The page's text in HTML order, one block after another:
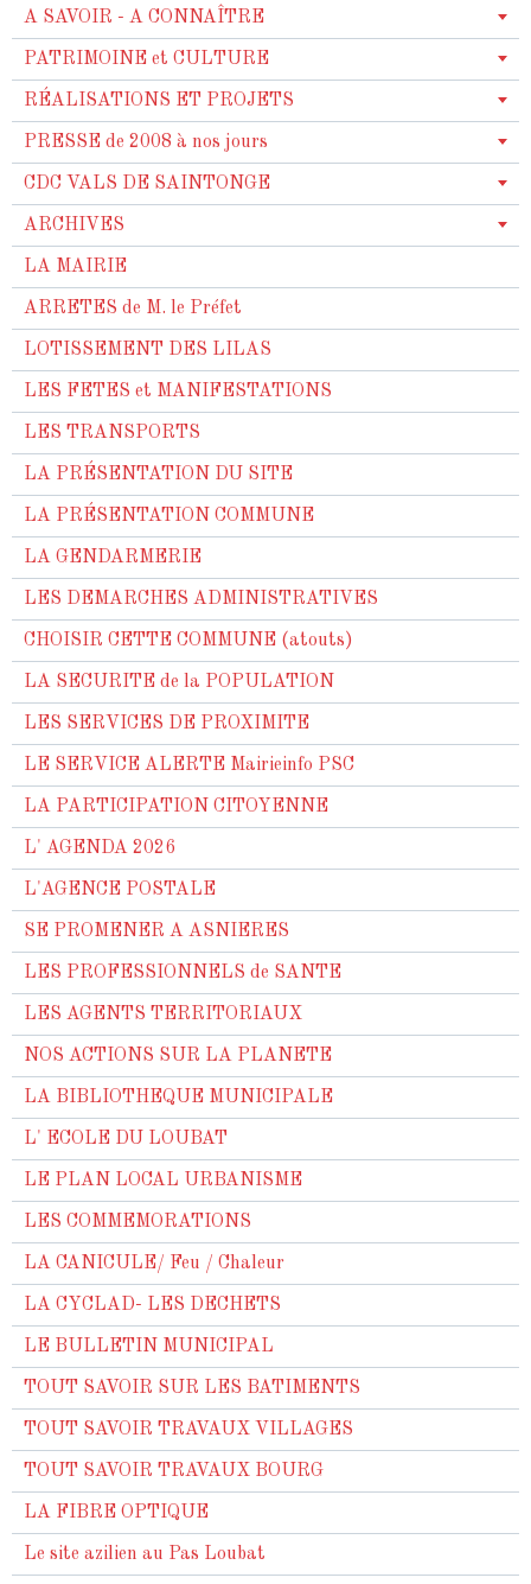
A SAVOIR - A CONNAÎTRE
PATRIMOINE et CULTURE
RÉALISATIONS ET PROJETS
PRESSE de 2008 à nos jours
CDC VALS DE SAINTONGE
ARCHIVES
LA MAIRIE
ARRETES de M. le Préfet
LOTISSEMENT DES LILAS
LES FETES et MANIFESTATIONS
LES TRANSPORTS
LA PRÉSENTATION DU SITE
LA PRÉSENTATION COMMUNE
LA GENDARMERIE
LES DEMARCHES ADMINISTRATIVES
CHOISIR CETTE COMMUNE (atouts)
LA SECURITE de la POPULATION
LES SERVICES DE PROXIMITE
LE SERVICE ALERTE Mairieinfo PSC
LA PARTICIPATION CITOYENNE
L' AGENDA 2026
L'AGENCE POSTALE
SE PROMENER A ASNIERES
LES PROFESSIONNELS de SANTE
LES AGENTS TERRITORIAUX
NOS ACTIONS SUR LA PLANETE
LA BIBLIOTHEQUE MUNICIPALE
L' ECOLE DU LOUBAT
LE PLAN LOCAL URBANISME
LES COMMEMORATIONS
LA CANICULE/ Feu / Chaleur
LA CYCLAD- LES DECHETS
LE BULLETIN MUNICIPAL
TOUT SAVOIR SUR LES BATIMENTS
TOUT SAVOIR TRAVAUX VILLAGES
TOUT SAVOIR TRAVAUX BOURG
LA FIBRE OPTIQUE
Le site azilien au Pas Loubat